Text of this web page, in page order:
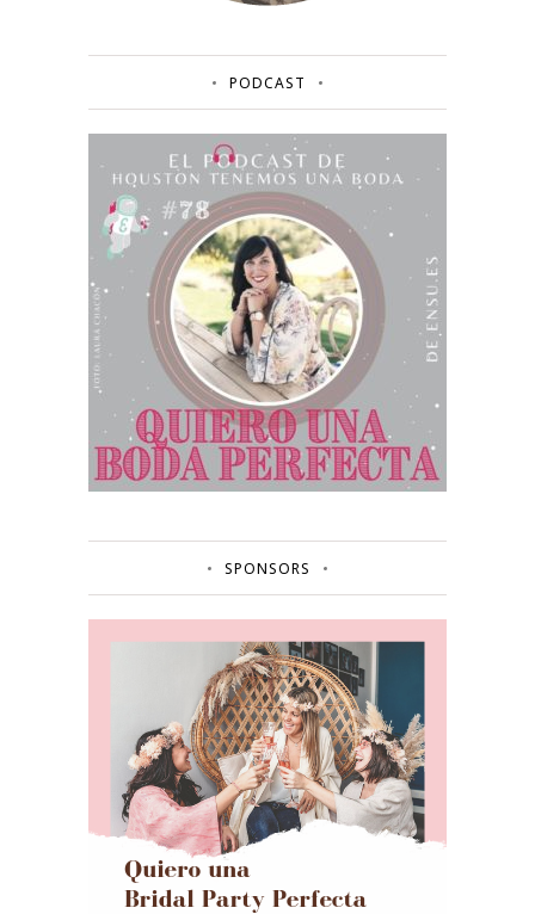
PODCAST
SPONSORS